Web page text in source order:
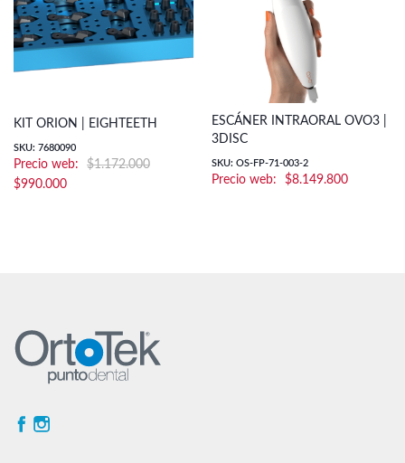
KIT ORION | EIGHTEETH
SKU: 7680090
$1.172.000
El
$990.000El
ESCÁNER INTRAORAL OVO3 |
3DISC
SKU: OS-FP-71-003-2
$8.149.800